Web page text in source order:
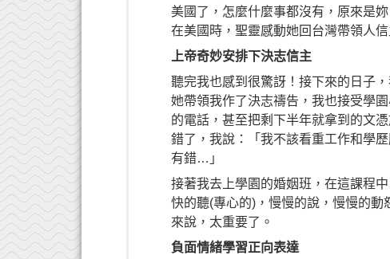
美國了，怎麼什麼事都沒有，原來是
在美國時，聖靈感動她回台灣帶領人信
上帝奇妙安排下決志信主
聽完我也感到很驚訝！接下來的日子
她帶領我作了決志禱告，我也接受學
的電話，甚至把剩下半年就拿到的文
錯了，我說：「我不該看重工作和學
有錯…」
接著我去上學園的婚姻班，在這課程
快的聽(專心的)，慢慢的說，慢慢的
來說，太重要了。
負面情緒學習正向表達